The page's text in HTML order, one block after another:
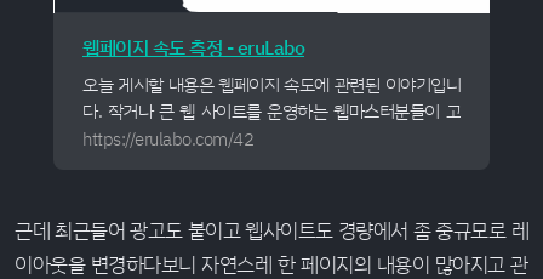
웹페이지 속도 측정 - eruLabo
오늘 게시할 내용은 웹페이지 속도에 관련된 이야기입니
다. 작거나 큰 웹 사이트를 운영하는 웹마스터분들이 고
려하는것은 여러가지가 있습니다. 그 중 사용자(클라이
https://erulabo.com/42
근데 최근들어 광고도 붙이고 웹사이트도 경량에서 좀 중규모로 레
이아웃을 변경하다보니 자연스레 한 페이지의 내용이 많아지고 관